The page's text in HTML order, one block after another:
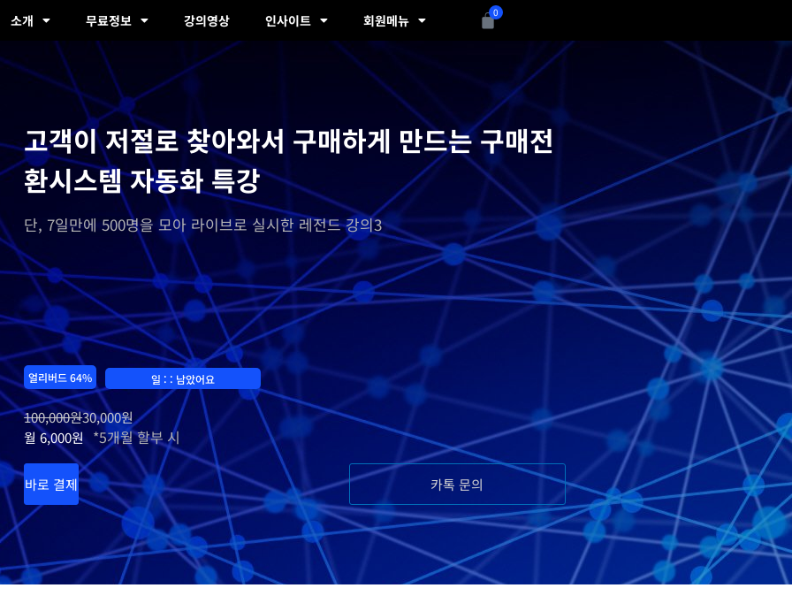
소개 무료정보 강의영상 인사이트 회원메뉴 0
Cart
고객이 저절로 찾아와서 구매하게 만드는 구매전
환시스템 자동화 특강​
단, 7일만에 500명을 모아 라이브로 실시한 레전드 강의3
얼리버드 64% 일 : : 남았어요
100,000원30,000원
월 6,000원 *5개월 할부 시
바로 결제 카톡 문의